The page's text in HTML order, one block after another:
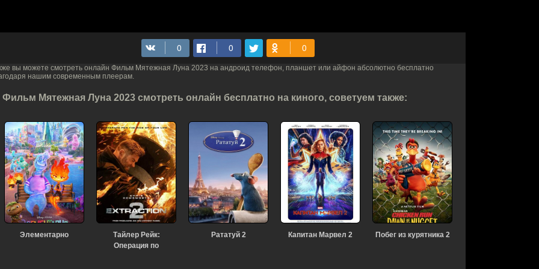
вы можете смотреть онлайн Фильм Мятежная Луна 2023 на андроид телефон, планшет или айфон абсолютно бесплатно
нашим современным плеерам.
Фильм Мятежная Луна 2023 смотреть онлайн бесплатно на киного, советуем также:
Элементарно
Тайлер Рейк:
Операция по
Рататуй 2 Капитан Марвел 2 Побег из курятника 2